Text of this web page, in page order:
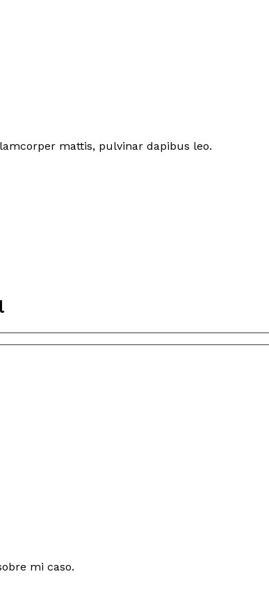
mattis, pulvinar dapibus leo.
mi caso.